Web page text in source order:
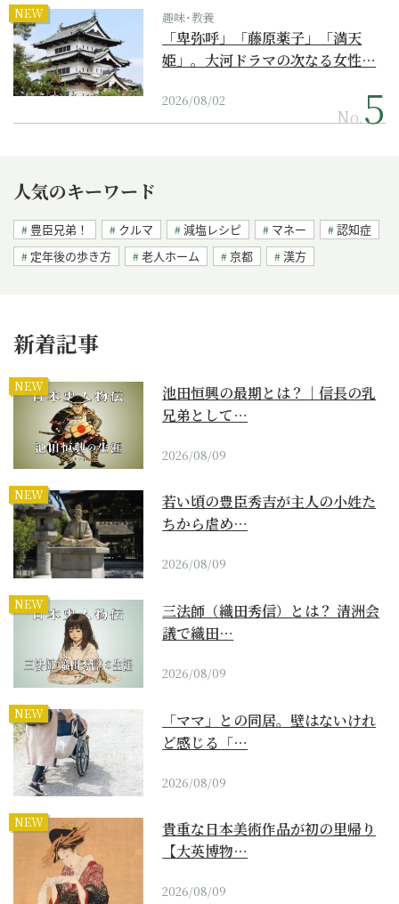
NEW 趣味･教養
「卑弥呼」「藤原薬子」「満天
姫」。大河ドラマの次なる女性…
2026/08/02
No.
人気のキーワード
豊臣兄弟！ クルマ 減塩レシピ マネー
認知症
定年後の歩き方
老人ホーム 京都 漢方
新着記事
NEW
池田恒興の最期とは？｜信長の乳
兄弟として…
2026/08/09
NEW
若い頃の豊臣秀吉が主人の小姓た
ちから虐め…
2026/08/09
NEW
三法師（織田秀信）とは？ 清洲会
議で織田…
2026/08/09
NEW
「ママ」との同居。壁はないけれ
ど感じる「…
2026/08/09
NEW
貴重な日本美術作品が初の里帰り
【大英博物…
2026/08/09